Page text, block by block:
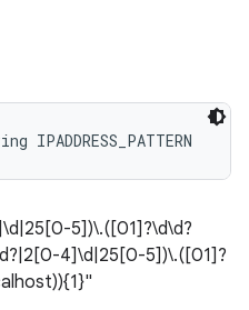
5])\.([01]?\d\d?
4]\d|25[0-5])\.([01]?